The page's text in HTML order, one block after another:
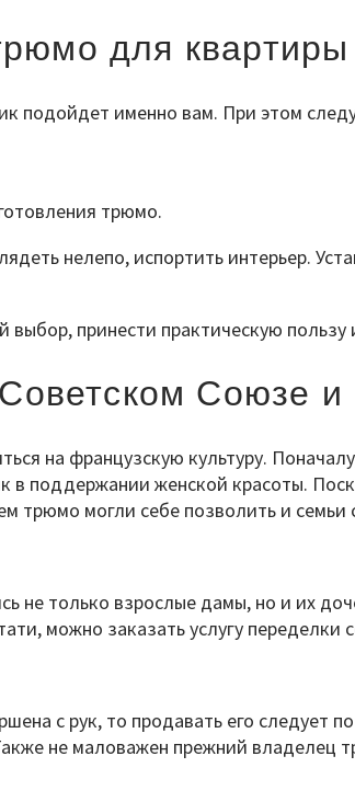
для
подойдет именно вам. При этом
трюмо.
нелепо, испортить интерьер.
принести практическую
Союзе и
на французскую культуру.
поддержании женской красоты.
могли себе позволить и семьи
не только взрослые дамы, но и их
можно заказать услугу переделки
с рук, то продавать его следует
не маловажен прежний